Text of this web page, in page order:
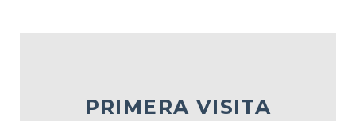
PRIMERA VISITA